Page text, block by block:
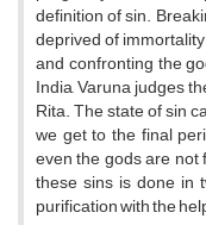
definition of sin.
deprived of
and confronting the
India, Varuna judges
Rita. The state of sin
we get to the final
even the gods are
these sins is done in
purification with the